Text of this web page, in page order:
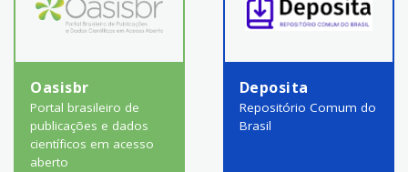
Oasisbr
Portal brasileiro de
publicações e dados
científicos em acesso
aberto
Deposita
Repositório Comum do
Brasil